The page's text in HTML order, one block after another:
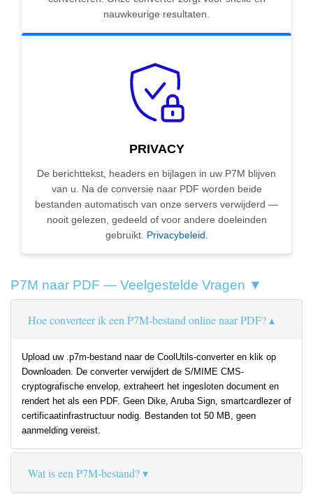
nauwkeurige resultaten.
PRIVACY
De berichttekst, headers en bijlagen in uw P7M blijven
van u. Na de conversie naar PDF worden beide
bestanden automatisch van onze servers verwijderd —
nooit gelezen, gedeeld of voor andere doeleinden
gebruikt. Privacybeleid
P7M naar PDF — Veelgestelde Vragen ▼
Hoe converteer ik een P7M-bestand online naar PDF?
Upload uw .p7m-bestand naar de CoolUtils-converter en klik op
Downloaden. De converter verwijdert de S/MIME CMS-
cryptografische envelop, extraheert het ingesloten document en
rendert het als een PDF. Geen Dike, Aruba Sign, smartcardlezer of
certificaatinfrastructuur nodig. Bestanden tot 50 MB, geen
aanmelding vereist.
Wat is een P7M-bestand?